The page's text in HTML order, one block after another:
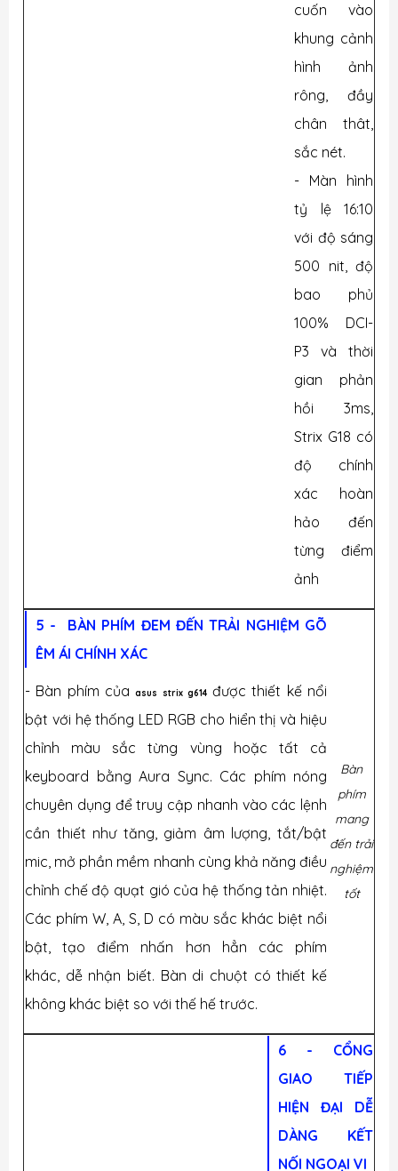
cuốn vào
khung cảnh
hình ảnh
rông, đầy
chân thât,
sắc nét.
- Màn hình
tỷ lệ 16:10
với độ sáng
500 nit, độ
bao phủ
100% DCI-
P3 và thời
gian phản
hồi 3ms,
Strix G18 có
độ chính
xác hoàn
hảo đến
từng điểm
ảnh
5 - BÀN PHÍM ĐEM ĐẾN TRẢI NGHIỆM GÕ
ÊM ÁI CHÍNH XÁC
- Bàn phím củaasus strix g614được thiết kế nổi
bật với hệ thống LED RGB cho hiển thị và hiệu
chỉnh màu sắc từng vùng hoặc tất cả
keyboard bằng Aura Sync. Các phím nóng
chuyên dụng để truy cập nhanh vào các lệnh
cần thiết như tăng, giảm âm lượng, tắt/bật
mic, mở phần mềm nhanh cùng khả năng điều
chỉnh chế độ quạt gió của hệ thống tản nhiệt.
Các phím W, A, S, D có màu sắc khác biệt nổi
bật, tạo điểm nhấn hơn hẳn các phím
khác, dễ nhận biết. Bàn di chuột có thiết kế
không khác biệt so với thế hế trước.
Bàn
phím
mang
đến trải
nghiệm
tốt
6 - CỔNG
GIAO TIẾP
HIỆN ĐẠI DỄ
DÀNG KẾT
NỐI NGOẠI VI